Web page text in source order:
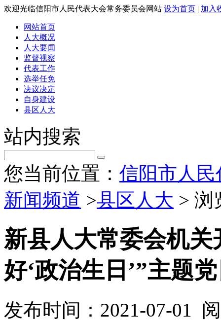
欢迎光临信阳市人民代表大会常务委员会网站 设为首页 | 加入
网站首页
人大概况
人大要闻
监督视察
代表工作
选举任免
决议决定
自身建设
县区人大
站内搜索
您当前位置： 信阳市人
新闻频道 >县区人大 > 浏
新县人大常委会机
好‘政治生日’”主题
发布时间：2021-07-01